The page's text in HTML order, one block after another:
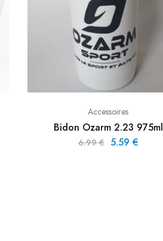
Accessoires
Bidon Ozarm 2.23 975ml
6.99€ 5.59 €